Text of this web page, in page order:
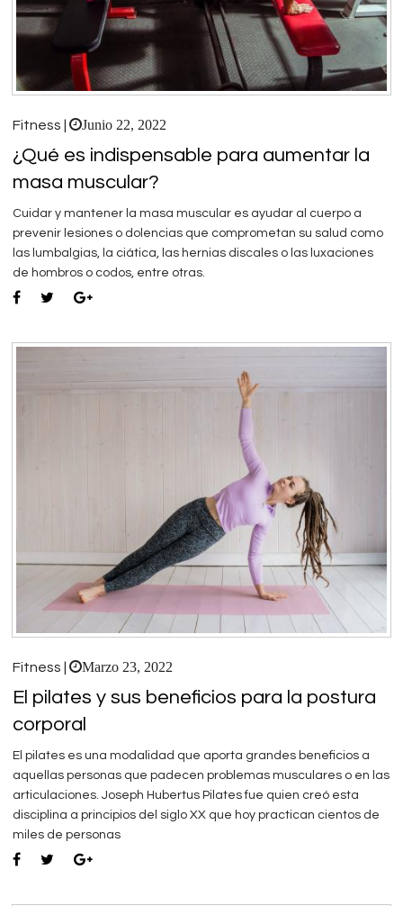
Fitness | Junio 22, 2022
¿Qué es indispensable para aumentar la
masa muscular?
Cuidar y mantener la masa muscular es ayudar al cuerpo a
prevenir lesiones o dolencias que comprometan su salud como
las lumbalgias, la ciática, las hernias discales o las luxaciones
de hombros o codos, entre otras.
Fitness | Marzo 23, 2022
El pilates y sus beneficios para la postura
corporal
El pilates es una modalidad que aporta grandes beneficios a
aquellas personas que padecen problemas musculares o en las
articulaciones. Joseph Hubertus Pilates fue quien creó esta
disciplina a principios del siglo XX que hoy practican cientos de
miles de personas